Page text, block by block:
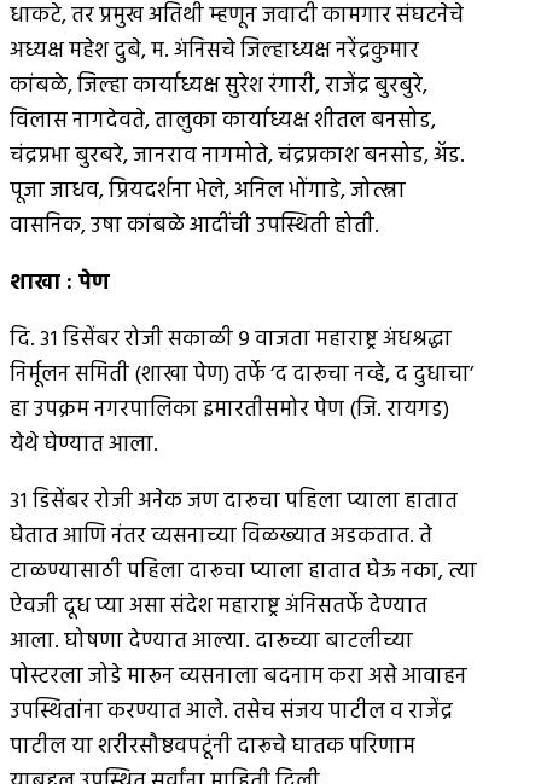
धाकटे, तर प्रमुख अतिथी म्हणून जवादी कामगार संघटनेचे
अध्यक्ष महेश दुबे, म. अंनिसचे जिल्हाध्यक्ष नरेंद्रकुमार
कांबळे, जिल्हा कार्याध्यक्ष सुरेश रंगारी, राजेंद्र बुरबुरे,
विलास नागदेवते, तालुका कार्याध्यक्ष शीतल बनसोड,
चंद्रप्रभा बुरबरे, जानराव नागमोते, चंद्रप्रकाश बनसोड, अ‍ॅड.
पूजा जाधव, प्रियदर्शना भेले, अनिल भोंगाडे, जोत्स्ना
वासनिक, उषा कांबळे आदींची उपस्थिती होती.
शाखा : पेण
दि. ३१ डिसेंबर रोजी सकाळी ९ वाजता महाराष्ट्र अंधश्रद्धा
निर्मूलन समिती (शाखा पेण) तर्फे ‘द दारूचा नव्हे, द दुधाचा’
हा उपक्रम नगरपालिका इमारतीसमोर पेण (जि. रायगड)
येथे घेण्यात आला.
३१ डिसेंबर रोजी अनेक जण दारूचा पहिला प्याला हातात
घेतात आणि नंतर व्यसनाच्या विळख्यात अडकतात. ते
टाळण्यासाठी पहिला दारूचा प्याला हातात घेऊ नका, त्या
ऐवजी दूध प्या असा संदेश महाराष्ट्र अंनिसतर्फे देण्यात
आला. घोषणा देण्यात आल्या. दारूच्या बाटलीच्या
पोस्टरला जोडे मारून व्यसनाला बदनाम करा असे आवाहन
उपस्थितांना करण्यात आले. तसेच संजय पाटील व राजेंद्र
पाटील या शरीरसौष्ठवपटूंनी दारूचे घातक परिणाम